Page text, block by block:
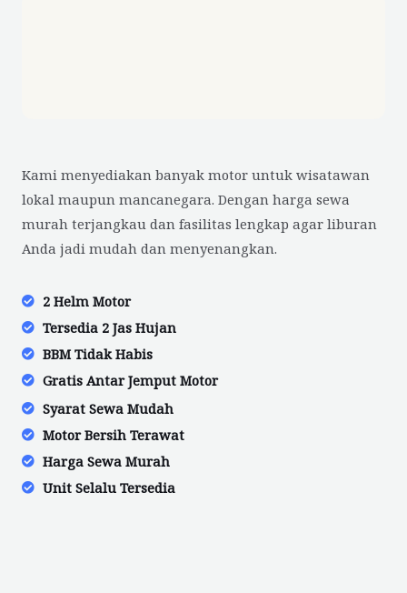
Kami menyediakan banyak motor untuk wisatawan
lokal maupun mancanegara. Dengan harga sewa
murah terjangkau dan fasilitas lengkap agar liburan
Anda jadi mudah dan menyenangkan.
2 Helm Motor
Tersedia 2 Jas Hujan
BBM Tidak Habis
Gratis Antar Jemput Motor
Syarat Sewa Mudah
Motor Bersih Terawat
Harga Sewa Murah
Unit Selalu Tersedia